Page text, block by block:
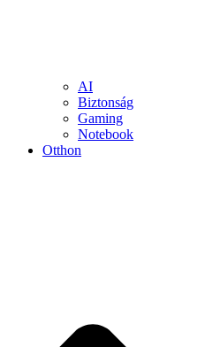
AI
Biztonság
Gaming
Notebook
Otthon